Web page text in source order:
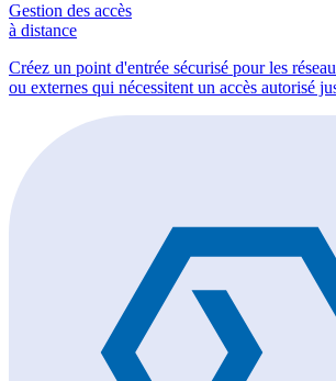
Gestion des accès
à distance
Créez un point d'entrée sécurisé pour les
ou externes qui nécessitent un accès autorisé